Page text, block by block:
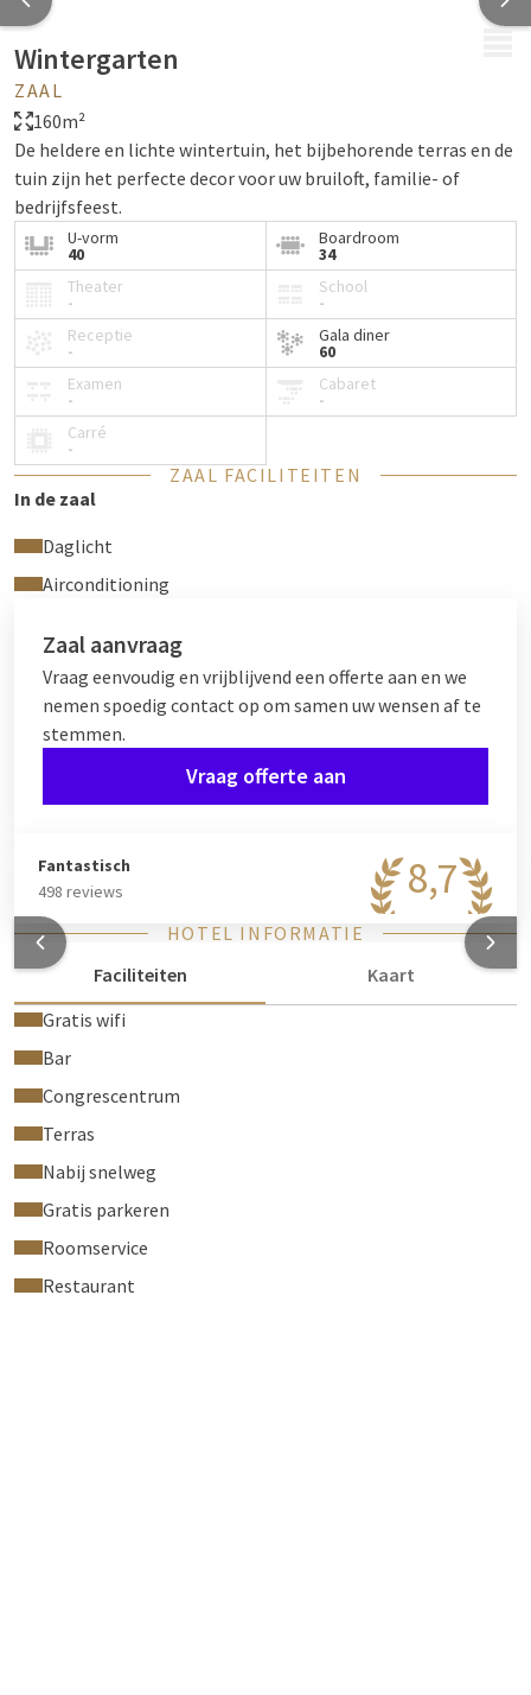
Wintergarten
ZAAL
160m²
De heldere en lichte wintertuin, het bijbehorende terras en de
tuin zijn het perfecte decor voor uw bruiloft, familie- of
bedrijfsfeest.
U-vorm
40
Boardroom
34
Theater
-
School
-
Receptie
-
Gala diner
60
Examen
-
Cabaret
-
Carré
-
ZAAL FACILITEITEN
In de zaal
Daglicht
Airconditioning
Zaal aanvraag
Vraag eenvoudig en vrijblijvend een offerte aan en we
nemen spoedig contact op om samen uw wensen af te
stemmen.
Vraag offerte aan
8,7
Fantastisch
498 reviews
HOTEL INFORMATIE
Faciliteiten
Kaart
Gratis wifi
Bar
Congrescentrum
Terras
Nabij snelweg
Gratis parkeren
Roomservice
Restaurant